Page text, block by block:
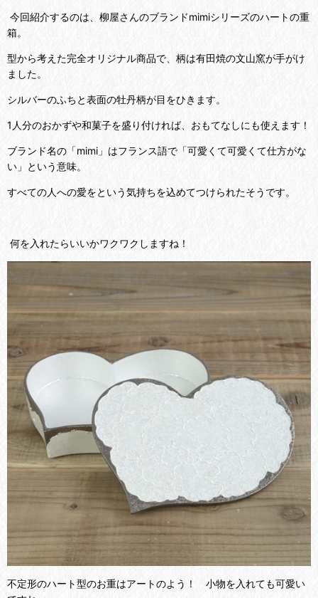
今回紹介するのは、柳屋さんのブランドmimiシリーズのハートの重
箱。
型から考えた完全オリジナル商品で、柄は有田焼の文山窯が手がけ
ました。
シルバーのふちと表面の牡丹柄が目をひきます。
1人分のおかずや和菓子を盛り付ければ、おもてなしにも使えます！
ブランド名の「mimi」はフランス語で「可愛くて可愛くて仕方がな
い」という意味。
すべての人への愛をという気持ちを込めてつけられたそうです。
何を入れたらいいかワクワクしますね！
不定形のハート型のお重はアートのよう！ 小物を入れても可愛い